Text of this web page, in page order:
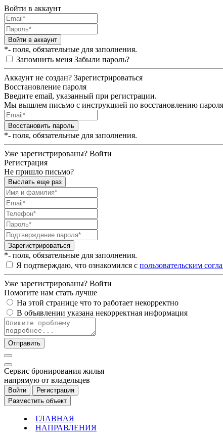
Войти в аккаунт
Войти в аккаунт
*- поля, обязательные для заполнения.
Запомнить меня Забыли пароль?
Аккаунт не создан? Зарегистрироваться
Восстановление пароля
Введите email, указанный при регистрации.
Мы вышлем письмо с инструкцией по восстановлению
Восстановить пароль
*- поля, обязательные для заполнения.
Уже зарегистрированы? Войти
Регистрация
Не пришло письмо?
Выслать еще раз
Зарегистрироваться
*- поля, обязательные для заполнения.
Я подтверждаю, что ознакомился с пользовательским
Уже зарегистрированы? Войти
Помогите нам стать лучше
На этой странице что то работает некорректно
В объявлении указана некорректная информация
Отправить
Cервис бронирования жилья
напрямую от владельцев
Войти
Регистрация
Разместить объект
ГЛАВНАЯ
НАПРАВЛЕНИЯ